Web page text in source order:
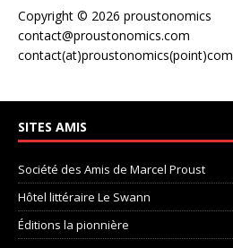
Copyright © 2026 proustonomics
contact@proustonomics.com
contact(at)proustonomics(point)com
SITES AMIS
Société des Amis de Marcel Proust
Hôtel littéraire Le Swann
Éditions la pionnière